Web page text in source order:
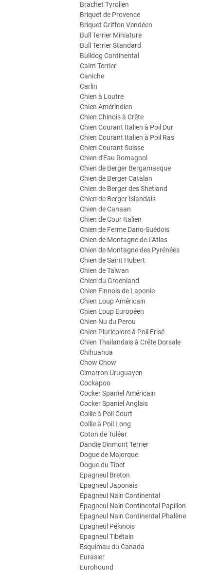
Brachet Tyrolien
Briquet de Provence
Briquet Griffon Vendéen
Bull Terrier Miniature
Bull Terrier Standard
Bulldog Continental
Cairn Terrier
Caniche
Carlin
Chien à Loutre
Chien Amérindien
Chien Chinois à Crête
Chien Courant Italien à Poil Dur
Chien Courant Italien à Poil Ras
Chien Courant Suisse
Chien d'Eau Romagnol
Chien de Berger Bergamasque
Chien de Berger Catalan
Chien de Berger des Shetland
Chien de Berger Islandais
Chien de Canaan
Chien de Cour Italien
Chien de Ferme Dano-Suédois
Chien de Montagne de L'Atlas
Chien de Montagne des Pyrénées
Chien de Saint Hubert
Chien de Taïwan
Chien du Groenland
Chien Finnois de Laponie
Chien Loup Américain
Chien Loup Européen
Chien Nu du Perou
Chien Pluricolore à Poil Frisé
Chien Thailandais à Crête Dorsale
Chihuahua
Chow Chow
Cimarron Uruguayen
Cockapoo
Cocker Spaniel Américain
Cocker Spaniel Anglais
Collie à Poil Court
Collie à Poil Long
Coton de Tuléar
Dandie Dinmont Terrier
Dogue de Majorque
Dogue du Tibet
Epagneul Breton
Epagneul Japonais
Epagneul Nain Continental
Epagneul Nain Continental Papillon
Epagneul Nain Continental Phalène
Epagneul Pékinois
Epagneul Tibétain
Esquimau du Canada
Eurasier
Eurohound